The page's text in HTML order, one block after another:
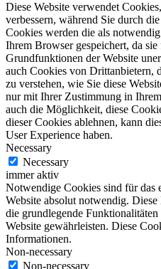
Diese Website verwendet
verbessern, während Sie durch
Cookies werden die als
Ihrem Browser gespeichert, da
Grundfunktionen der Website
auch Cookies von Drittanbietern,
zu verstehen, wie Sie diese
nur mit Ihrer Zustimmung in
auch die Möglichkeit, diese
dieser Cookies ablehnen, kann
User Experience haben.
Necessary
Necessary
immer aktiv
Notwendige Cookies sind für das
Website absolut notwendig.
die grundlegende
Website gewährleisten. Diese
Informationen.
Non-necessary
Non-necessary